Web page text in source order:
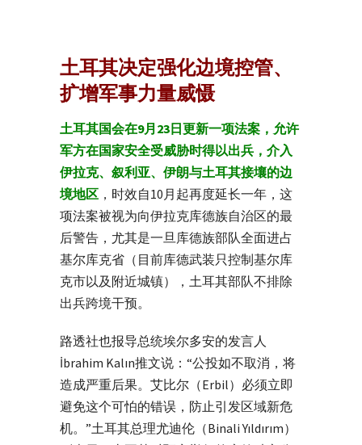
土耳其决定强化边境控管、
扩增军事力量威慑
土耳其国会在9月23日更新一项法案，允许
军方在国家安全受威胁时得以出兵，介入
伊拉克、叙利亚、伊朗与土耳其接壤的边
境地区 ，时效自10月起再度延长一年，这
项法案被视为向伊拉克库德族自治区的最
后警告，尤其是一旦库德族部队全面进占
基尔库克省（目前库德武装只控制基尔库
克市以及附近城镇），土耳其部队不排除
出兵跨境干预。
路透社也报导总统埃尔多安的发言人
İbrahim Kalın推文说：“公投如不取消，将
造成严重后果。艾比尔（Erbil）必须立即
避免这个可怕的错误，防止引发区域新危
机。”土耳其总理尤迪伦（Binali Yıldırım）